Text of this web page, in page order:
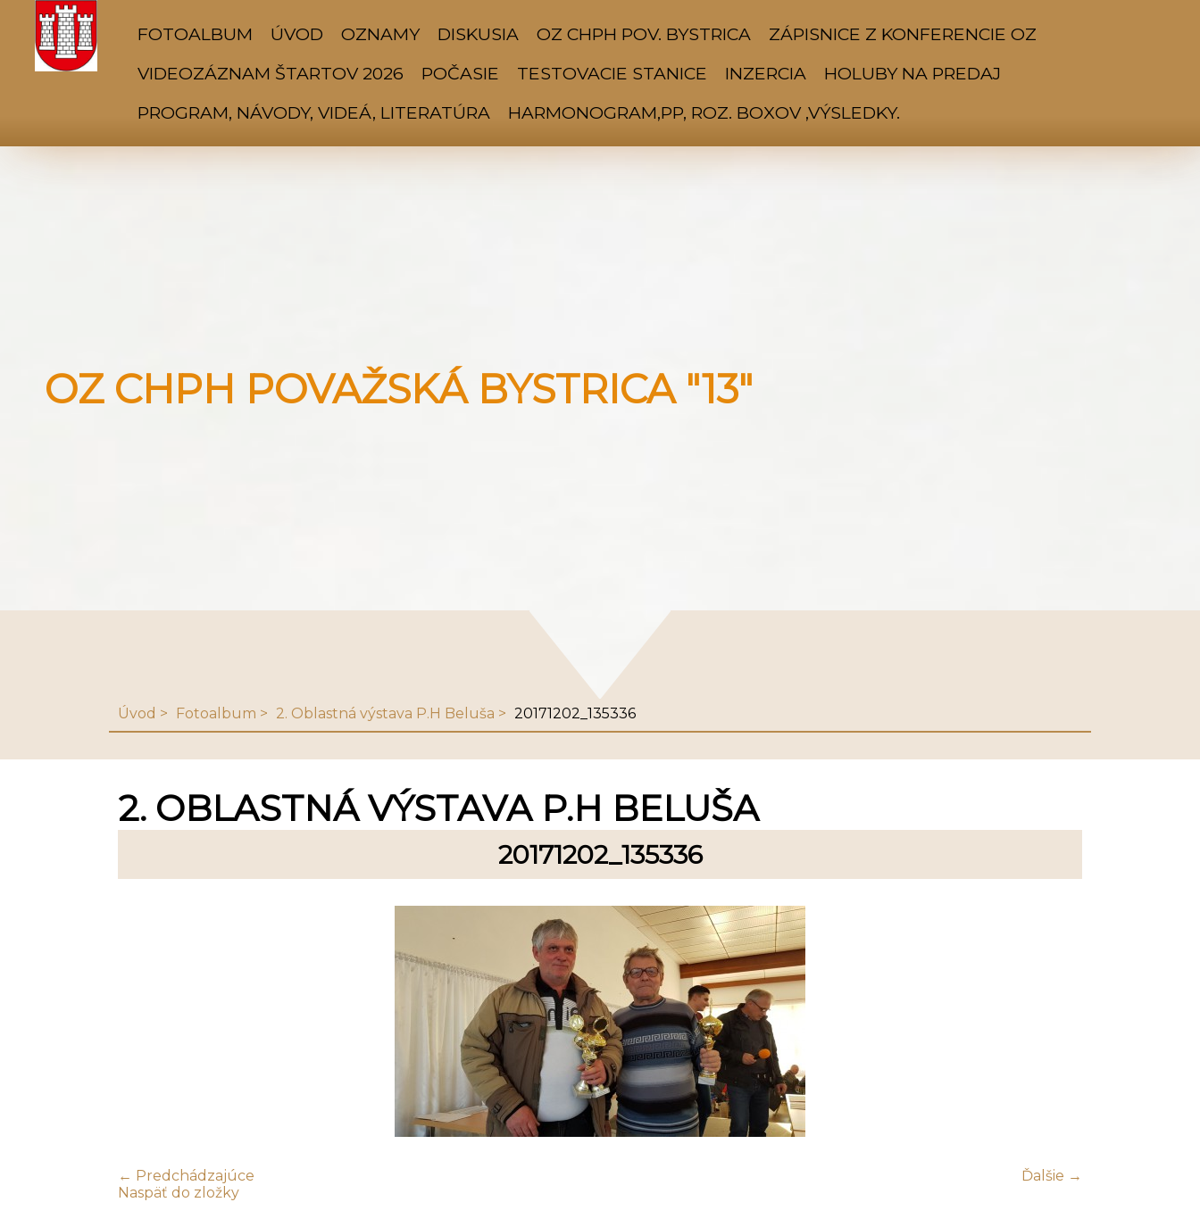
FOTOALBUM ÚVOD OZNAMY DISKUSIA OZ CHPH POV. BYSTRICA
ZÁPISNICE Z KONFERENCIE OZ
VIDEOZÁZNAM ŠTARTOV 2026
POČASIE TESTOVACIE STANICE INZERCIA
HOLUBY NA PREDAJ
PROGRAM, NÁVODY, VIDEÁ, LITERATÚRA
HARMONOGRAM,PP, ROZ. BOXOV ,VÝSLEDKY.
OZ CHPH POVAŽSKÁ BYSTRICA "13"
Úvod Fotoalbum 2. Oblastná výstava P.H Beluša 20171202_135336
2. OBLASTNÁ VÝSTAVA P.H BELUŠA
20171202_135336
← Predchádzajúce
Ďalšie →
Naspäť do zložky